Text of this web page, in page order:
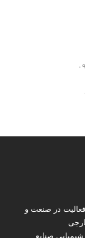
از تجربه 25 سال فعالیت در صنعت و
صنایع